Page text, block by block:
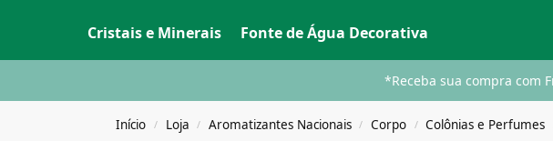
Cristais e Minerais Fonte de Água Decorativa
*Receba sua compra com
Início / Loja / Aromatizantes Nacionais / Corpo / Colônias e Perfumes